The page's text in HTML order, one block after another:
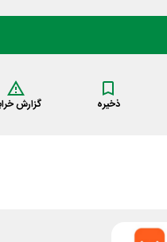
ذخیره گزارش